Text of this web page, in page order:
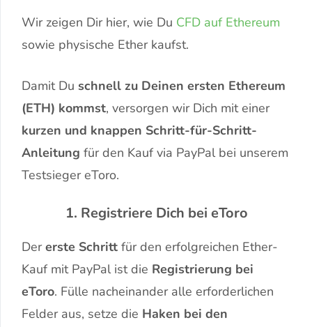
Wir zeigen Dir hier, wie Du CFD auf Ethereum
sowie physische Ether kaufst.
Damit Du schnell zu Deinen ersten Ethereum
(ETH) kommst, versorgen wir Dich mit einer
kurzen und knappen Schritt-für-Schritt-
Anleitung für den Kauf via PayPal bei unserem
Testsieger eToro.
1. Registriere Dich bei eToro
Dererste Schritt für den erfolgreichen Ether-
Kauf mit PayPal ist die Registrierung bei
eToro. Fülle nacheinander alle erforderlichen
Felder aus, setze die Haken bei den